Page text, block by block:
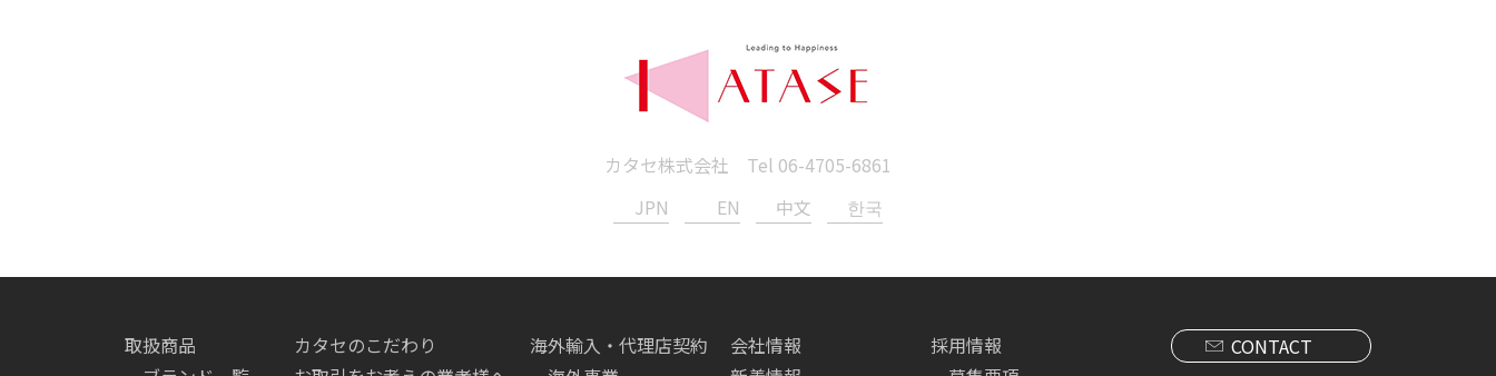
カタセ株式会社 Tel 06-4705-6861
JPN
EN 中文 한국
取扱商品
カタセのこだわり
海外輸入・代理店契約
会社情報
採用情報
CONTACT